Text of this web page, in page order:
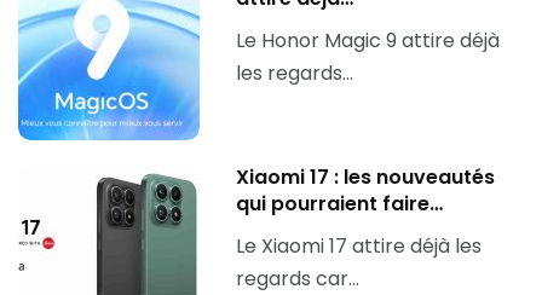
Le Honor Magic 9 attire déjà
les regards…
Xiaomi 17 : les nouveautés
qui pourraient faire…
Le Xiaomi 17 attire déjà les
regards car…